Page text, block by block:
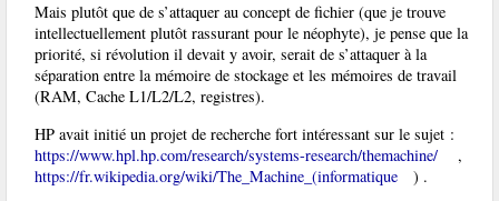
Mais plutôt que de s’attaquer au concept de fichier (que je trouve
intellectuellement plutôt rassurant pour le néophyte), je pense que la
priorité, si révolution il devait y avoir, serait de s’attaquer à la
séparation entre la mémoire de stockage et les mémoires de travail
(RAM, Cache L1/L2/L2, registres).
HP avait initié un projet de recherche fort intéressant sur le sujet :
https://www.hpl.hp.com/research/systems-research/themachine/
,
https://fr.wikipedia.org/wiki/The_Machine_(informatique
) .